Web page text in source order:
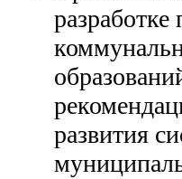
развития